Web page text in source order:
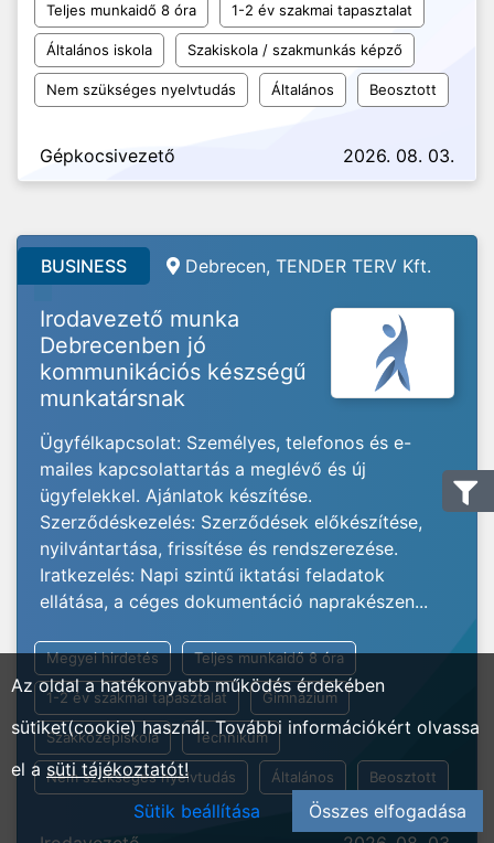
Teljes munkaidő 8 óra 1-2 év szakmai tapasztalat
Általános iskola Szakiskola / szakmunkás képző
Nem szükséges nyelvtudás Általános Beosztott
Gépkocsivezető 2026. 08. 03.
BUSINESS Debrecen, TENDER TERV Kft.
Irodavezető munka
Debrecenben jó
kommunikációs készségű
munkatársnak
Ügyfélkapcsolat: Személyes, telefonos és e-
mailes kapcsolattartás a meglévő és új
ügyfelekkel. Ajánlatok készítése.
Szerződéskezelés: Szerződések előkészítése,
nyilvántartása, frissítése és rendszerezése.
Iratkezelés: Napi szintű iktatási feladatok
ellátása, a céges dokumentáció naprakészen...
Megyei hirdetés Teljes munkaidő 8 óra
1-2 év szakmai tapasztalat Gimnázium
Szakközépiskola Technikum
Nem szükséges nyelvtudás Általános Beosztott
Az oldal a hatékonyabb működés érdekében
sütiket(cookie) használ. További információkért olvassa
el a süti tájékoztatót!
Sütik beállítása
Összes elfogadása